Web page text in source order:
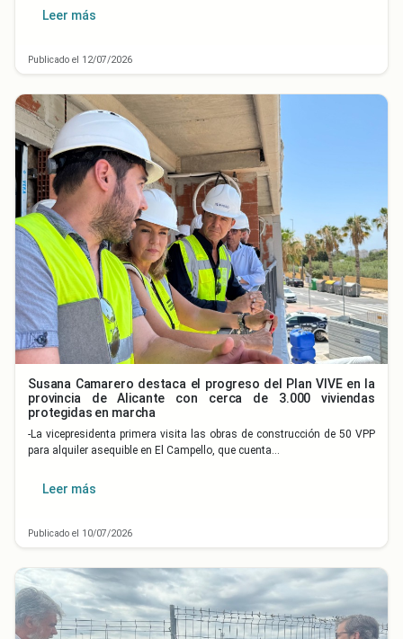
Leer más
Publicado el 12/07/2026
Susana Camarero destaca el progreso del Plan VIVE en la
provincia de Alicante con cerca de 3.000 viviendas
protegidas en marcha
-La vicepresidenta primera visita las obras de construcción de 50 VPP
para alquiler asequible en El Campello, que cuenta…
Leer más
Publicado el 10/07/2026